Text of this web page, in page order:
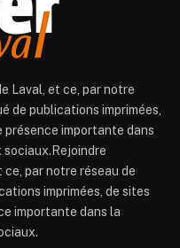
Laval, et ce, par notre
de publications imprimées,
présence importante dans
sociaux.Rejoindre
ce, par notre réseau de
imprimées, de sites
importante dans la